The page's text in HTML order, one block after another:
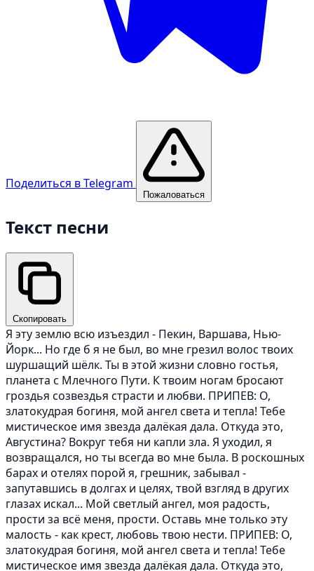
Поделиться в Telegram
Пожаловаться
Текст песни
Скопировать
Я эту землю всю изъездил - Пекин, Варшава, Нью-
Йорк... Но где б я не был, во мне грезил волос твоих
шуршащий шёлк. Ты в этой жизни словно гостья,
планета с Млечного Пути. К твоим ногам бросают
гроздья созвездья страсти и любви. ПРИПЕВ: О,
златокудрая богиня, мой ангел света и тепла! Тебе
мистическое имя звезда далёкая дала. Откуда это,
Августина? Вокруг тебя ни капли зла. Я уходил, я
возвращался, но ты всегда во мне была. В роскошных
барах и отелях порой я, грешник, забывал -
запутавшись в долгах и целях, твой взгляд в других
глазах искал... Мой светлый ангел, моя радость,
прости за всё меня, прости. Оставь мне только эту
малость - как крест, любовь твою нести. ПРИПЕВ: О,
златокудрая богиня, мой ангел света и тепла! Тебе
мистическое имя звезда далёкая дала. Откуда это,